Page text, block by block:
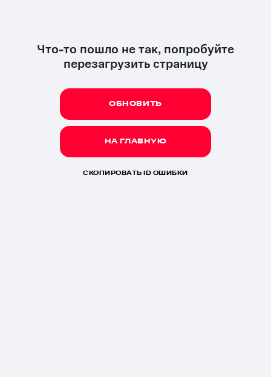
Что-то пошло не так, попробуйте
перезагрузить страницу
ОБНОВИТЬ
НА ГЛАВНУЮ
СКОПИРОВАТЬ ID ОШИБКИ